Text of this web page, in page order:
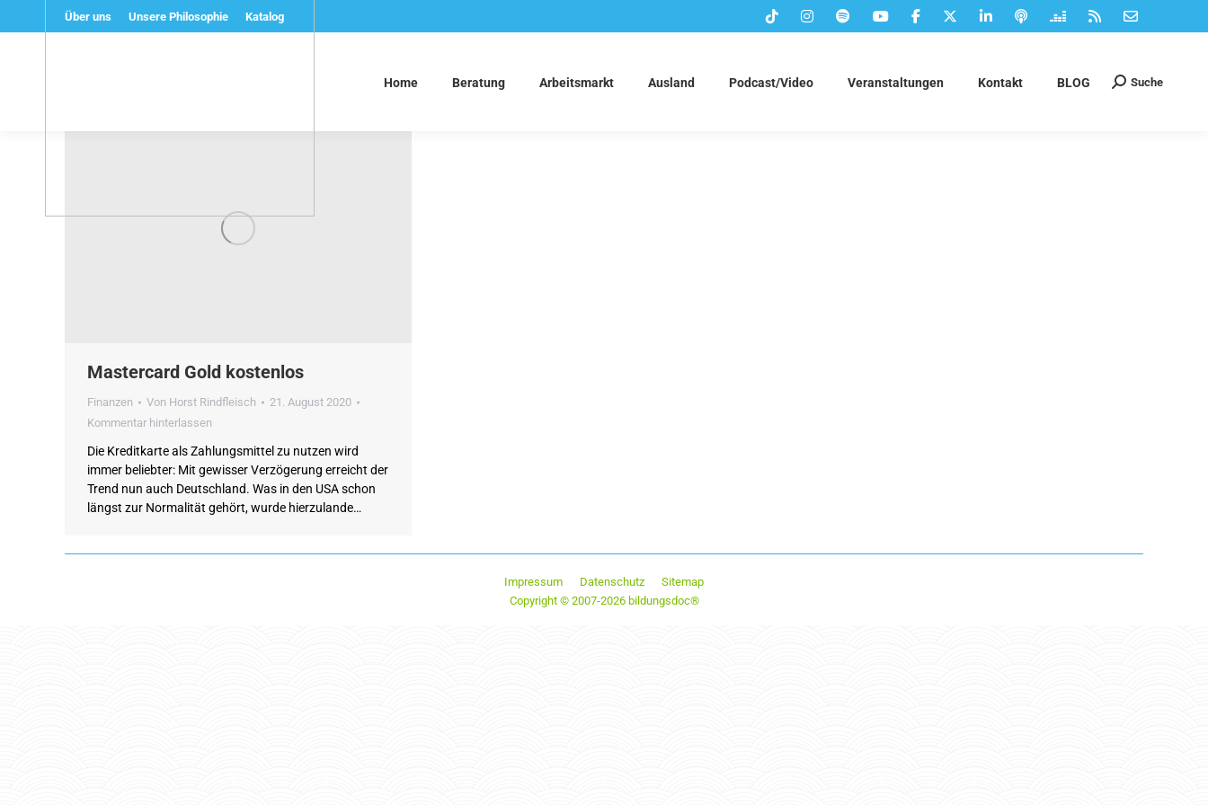
Über uns Unsere Philosophie Katalog
Home Beratung Arbeitsmarkt Ausland Podcast/Video Veranstaltungen Kontakt BLOG Suchen:
Suche
Mastercard Gold kostenlos
Finanzen Von Horst Rindfleisch
21. August 2020
Kommentar hinterlassen
Die Kreditkarte als Zahlungsmittel zu nutzen wird
immer beliebter: Mit gewisser Verzögerung erreicht der
Trend nun auch Deutschland. Was in den USA schon
längst zur Normalität gehört, wurde hierzulande…
Impressum Datenschutz
Sitemap
Copyright © 2007-2026 bildungsdoc®